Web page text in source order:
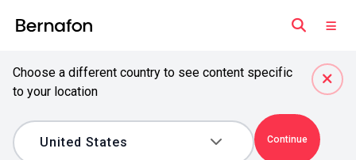
Choose a different country to see content specific
to your location
Continue